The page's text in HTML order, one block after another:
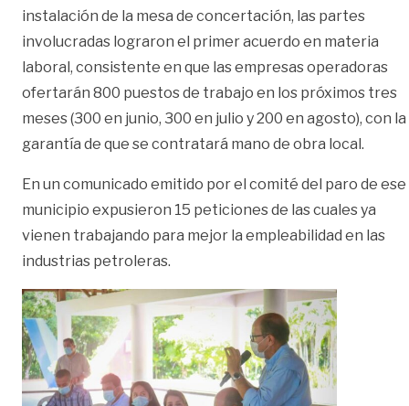
instalación de la mesa de concertación, las partes
involucradas lograron el primer acuerdo en materia
laboral, consistente en que las empresas operadoras
ofertarán 800 puestos de trabajo en los próximos tres
meses (300 en junio, 300 en julio y 200 en agosto), con la
garantía de que se contratará mano de obra local.
En un comunicado emitido por el comité del paro de ese
municipio expusieron 15 peticiones de las cuales ya
vienen trabajando para mejor la empleabilidad en las
industrias petroleras.